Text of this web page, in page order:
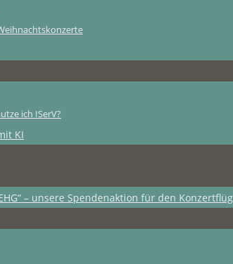
ich ISerV?
KI
– unsere Spendenaktion für den